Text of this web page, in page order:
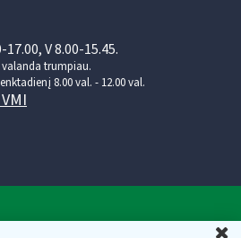
V 8.00-15.45.
valanda trumpiau.
8.00 val. - 12.00 val.